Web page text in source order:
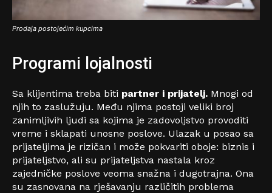
Prodaja postojećim kupcima
Programi lojalnosti
Sa klijentima treba biti partner i prijatelj. Mnogi od
njih to zaslužuju. Među njima postoji veliki broj
zanimljivih ljudi sa kojima je zadovoljstvo provoditi
vreme i sklapati unosne poslove. Ulazak u posao sa
prijateljima je rizičan i može pokvariti oboje: biznis i
prijateljstvo, ali su prijateljstva nastala kroz
zajedničke poslove veoma snažna i dugotrajna. Ona
su zasnovana na rješavanju različitih problema